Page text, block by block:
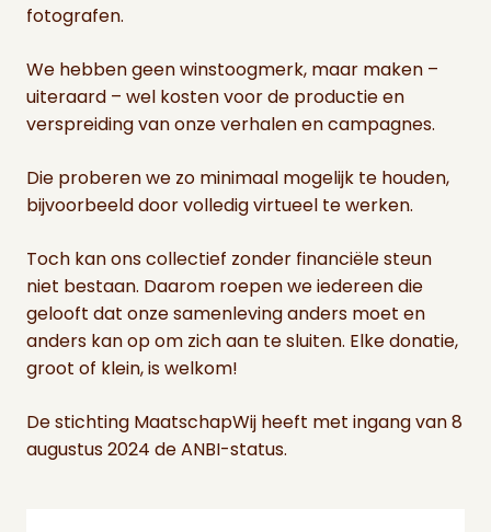
fotografen.
We hebben geen winstoogmerk, maar maken –
uiteraard – wel kosten voor de productie en
verspreiding van onze verhalen en campagnes.
Die proberen we zo minimaal mogelijk te houden,
bijvoorbeeld door volledig virtueel te werken.
Toch kan ons collectief zonder financiële steun
niet bestaan. Daarom roepen we iedereen die
gelooft dat onze samenleving anders moet en
anders kan op om zich aan te sluiten. Elke donatie,
groot of klein, is welkom!
De stichting MaatschapWij heeft met ingang van 8
augustus 2024 de ANBI-status.